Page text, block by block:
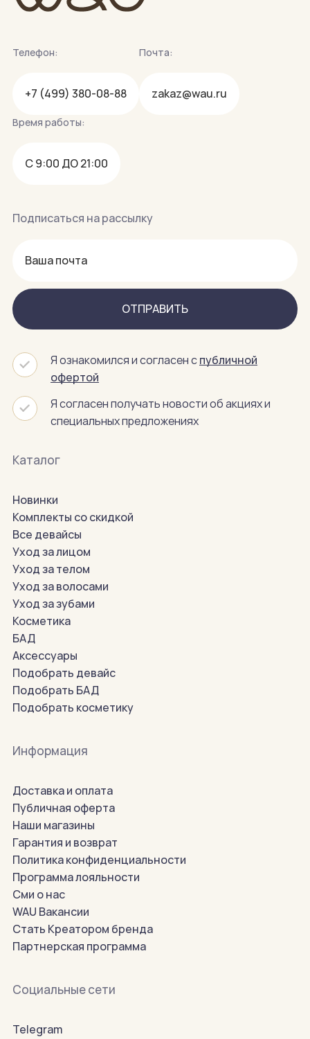
Телефон:
+7 (499) 380-08-88
Почта:
zakaz@wau.ru
Время работы:
С 9:00 ДО 21:00
Подписаться на рассылку
ОТПРАВИТЬ
Я ознакомился и согласен спубличной
офертой
Я согласен получать новости об акциях и
специальных предложениях
Каталог
Новинки
Комплекты со скидкой
Все девайсы
Уход за лицом
Уход за телом
Уход за волосами
Уход за зубами
Косметика
БАД
Аксессуары
Подобрать девайс
Подобрать БАД
Подобрать косметику
Информация
Доставка и оплата
Публичная оферта
Наши магазины
Гарантия и возврат
Политика конфиденциальности
Программа лояльности
Сми о нас
WAU Вакансии
Стать Креатором бренда
Партнерская программа
Социальные сети
Telegram